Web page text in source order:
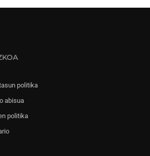
politika
abisua
politika